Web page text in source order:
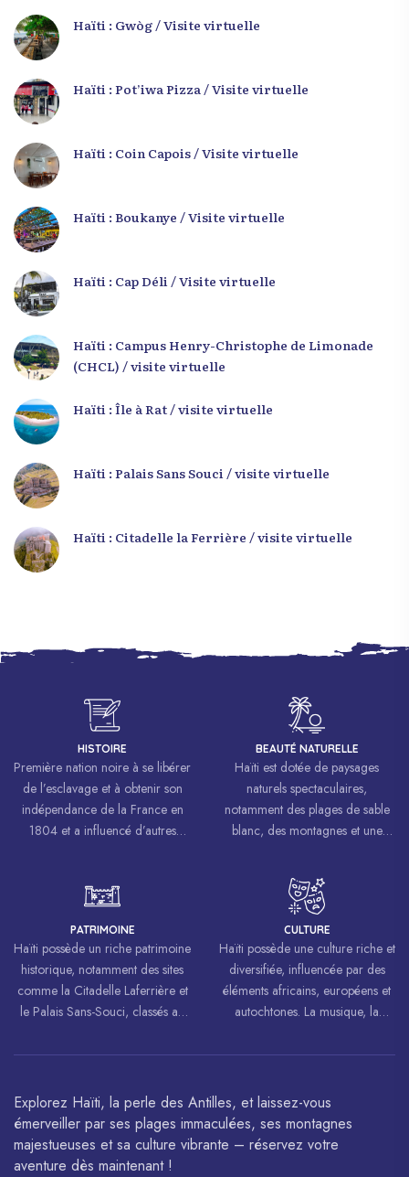
Haïti : Gwòg / Visite virtuelle
Haïti : Pot’iwa Pizza / Visite virtuelle
Haïti : Coin Capois / Visite virtuelle
Haïti : Boukanye / Visite virtuelle
Haïti : Cap Déli / Visite virtuelle
Haïti : Campus Henry-Christophe de Limonade
(CHCL) / visite virtuelle
Haïti : Île à Rat / visite virtuelle
Haïti : Palais Sans Souci / visite virtuelle
Haïti : Citadelle la Ferrière / visite virtuelle
HISTOIRE
Première nation noire à se libérer
de l’esclavage et à obtenir son
indépendance de la France en
1804 et a influencé d’autres
luttes pour la liberté et l’égalité.
BEAUTÉ NATURELLE
Haïti est dotée de paysages
naturels spectaculaires,
notamment des plages de sable
blanc, des montagnes et une
PATRIMOINE
Haïti possède un riche patrimoine
historique, notamment des sites
comme la Citadelle Laferrière et
le Palais Sans-Souci, classés au
l’UNESCO.
CULTURE
Haïti possède une culture riche et
diversifiée, influencée par des
éléments africains, européens et
autochtones. La musique, la
sont célébrés à travers le monde.
Explorez Haïti, la perle des Antilles, et laissez-vous
émerveiller par ses plages immaculées, ses montagnes
majestueuses et sa culture vibrante – réservez votre
aventure dès maintenant !